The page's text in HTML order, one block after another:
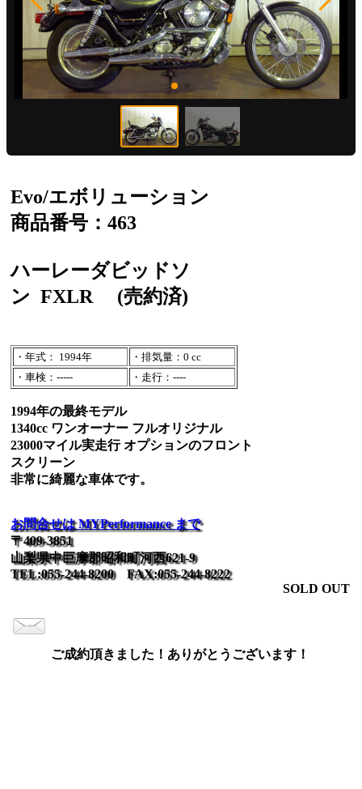
Evo/エボリューション
商品番号：463
ハーレーダビッドソ
ン FXLR (売約済)
・年式： 1994年
・排気量：0 cc
・車検：-----
・走行：----
1994年の最終モデル
1340cc ワンオーナー フルオリジナル
23000マイル実走行 オプションのフロント
スクリーン
非常に綺麗な車体です。
お問合せは MYPerformance まで
〒409-3851
山梨県中巨摩郡昭和町河西621-9
TEL:055-244-8200 FAX:055-244-8222
SOLD OUT
ご成約頂きました！ありがとうございます！